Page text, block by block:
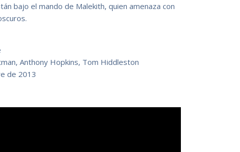
bajo el mando de Malekith, quien amenaza con
Anthony Hopkins, Tom Hiddleston
de 2013